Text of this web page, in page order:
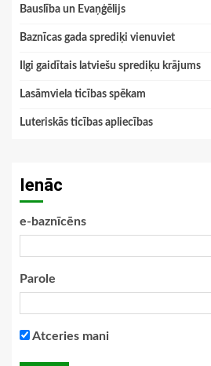
Bauslība un Evaņģēlijs
Baznīcas gada sprediķi vienuviet
Ilgi gaidītais latviešu sprediķu krājums
Lasāmviela ticības spēkam
Luteriskās ticības apliecības
Ienāc
e-baznīcēns
Parole
Atceries mani